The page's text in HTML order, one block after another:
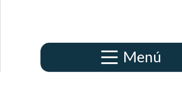
Menú